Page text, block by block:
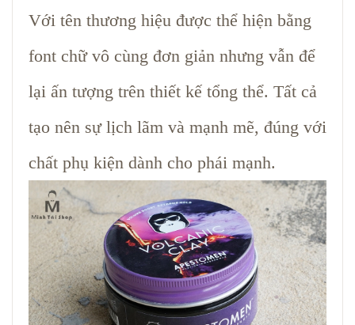
Với tên thương hiệu được thể hiện bằng
font chữ vô cùng đơn giản nhưng vẫn để
lại ấn tượng trên thiết kế tổng thể. Tất cả
tạo nên sự lịch lãm và mạnh mẽ, đúng với
chất phụ kiện dành cho phái mạnh.